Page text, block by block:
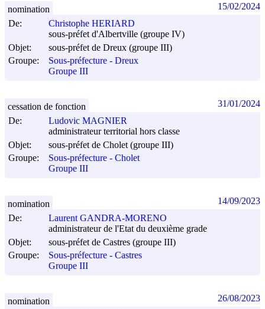
De:
Christophe HERIARD
sous-préfet d'Albertville (groupe IV)
Objet:
sous-préfet de Dreux (groupe III)
Groupe:
Sous-préfecture - Dreux
Groupe III
nomination 15/02/2024
De:
Ludovic MAGNIER
administrateur territorial hors classe
Objet:
sous-préfet de Cholet (groupe III)
Groupe:
Sous-préfecture - Cholet
Groupe III
cessation de fonction 31/01/2024
De:
Laurent GANDRA-MORENO
administrateur de l'Etat du deuxième grade
Objet:
sous-préfet de Castres (groupe III)
Groupe:
Sous-préfecture - Castres
Groupe III
nomination 14/09/2023
nomination 26/08/2023